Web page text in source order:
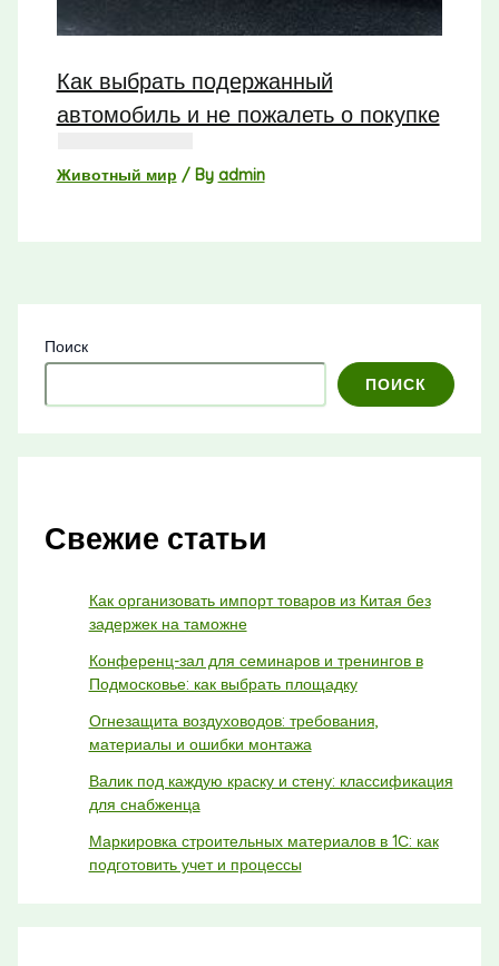
Как выбрать подержанный
автомобиль и не пожалеть о покупке
Животный мир / By admin
Поиск
ПОИСК
Свежие статьи
Как организовать импорт товаров из Китая без
задержек на таможне
Конференц-зал для семинаров и тренингов в
Подмосковье: как выбрать площадку
Огнезащита воздуховодов: требования,
материалы и ошибки монтажа
Валик под каждую краску и стену: классификация
для снабженца
Маркировка строительных материалов в 1С: как
подготовить учет и процессы